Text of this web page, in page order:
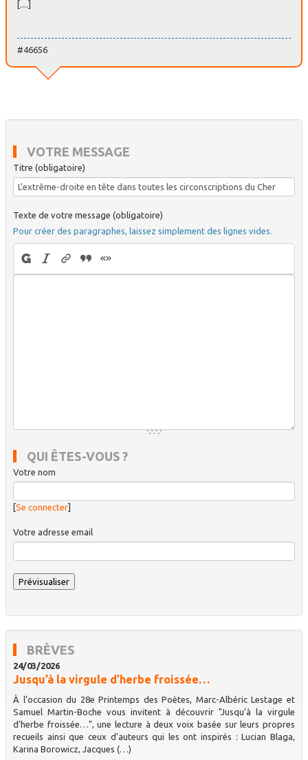
[....]
#46656
VOTRE MESSAGE
Titre (obligatoire)
Texte de votre message (obligatoire)
Pour créer des paragraphes, laissez simplement des lignes vides.
QUI ÊTES-VOUS ?
Votre nom
[Se connecter]
Votre adresse email
BRÈVES
24/03/2026
Jusqu’à la virgule d’herbe froissée…
À l’occasion du 28e Printemps des Poètes, Marc-Albéric Lestage et
Samuel Martin-Boche vous invitent à découvrir "Jusqu’à la virgule
d’herbe froissée…", une lecture à deux voix basée sur leurs propres
recueils ainsi que ceux d’auteurs qui les ont inspirés : Lucian Blaga,
Karina Borowicz, Jacques (…)